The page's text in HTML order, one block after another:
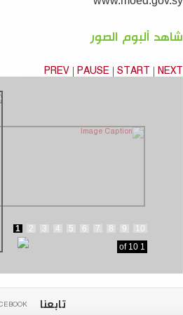
شاهد ألبوم الصور
PREV | PAUSE | START | NEXT
1 2 3 4 5 6 7 8 9
10
1
10
تابعنا